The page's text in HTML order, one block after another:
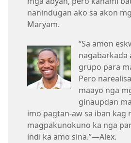
nanindugan ako sa akon
Maryam.
“Sa amon
nagabarkada
grupo para
Pero
maayo nga
ginaupdan
imo pagtan-aw sa iban kag
magpakunokuno ka nga
indi ka amo sina.”​—Alex.